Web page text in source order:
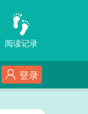
阅读记录
登录